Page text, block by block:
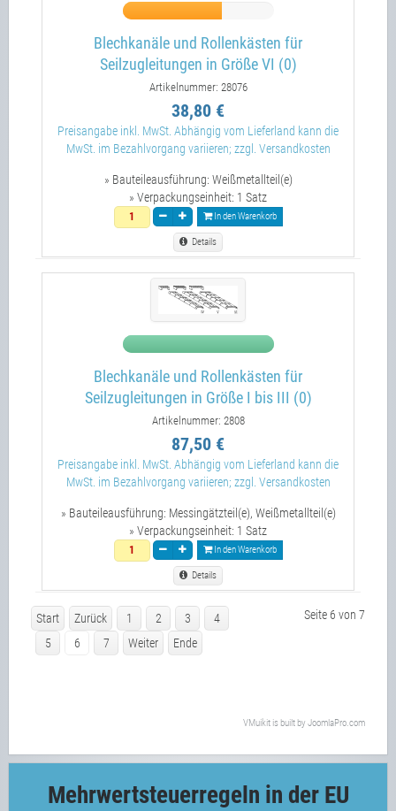
Blechkanäle und Rollenkästen für
Seilzugleitungen in Größe VI (0)
Artikelnummer: 28076
38,80 €
Preisangabe inkl. MwSt. Abhängig vom Lieferland kann die
MwSt. im Bezahlvorgang variieren; zzgl. Versandkosten
» Bauteileausführung: Weißmetallteil(e)
» Verpackungseinheit: 1 Satz
In den Warenkorb
Details
Blechkanäle und Rollenkästen für
Seilzugleitungen in Größe I bis III (0)
Artikelnummer: 2808
87,50 €
Preisangabe inkl. MwSt. Abhängig vom Lieferland kann die
MwSt. im Bezahlvorgang variieren; zzgl. Versandkosten
» Bauteileausführung: Messingätzteil(e), Weißmetallteil(e)
» Verpackungseinheit: 1 Satz
In den Warenkorb
Details
Start Zurück 1 2 3
4
5
6 7 Weiter Ende
Seite 6 von 7
VMuikit is built by JoomlaPro.com
Mehrwertsteuerregeln in der EU